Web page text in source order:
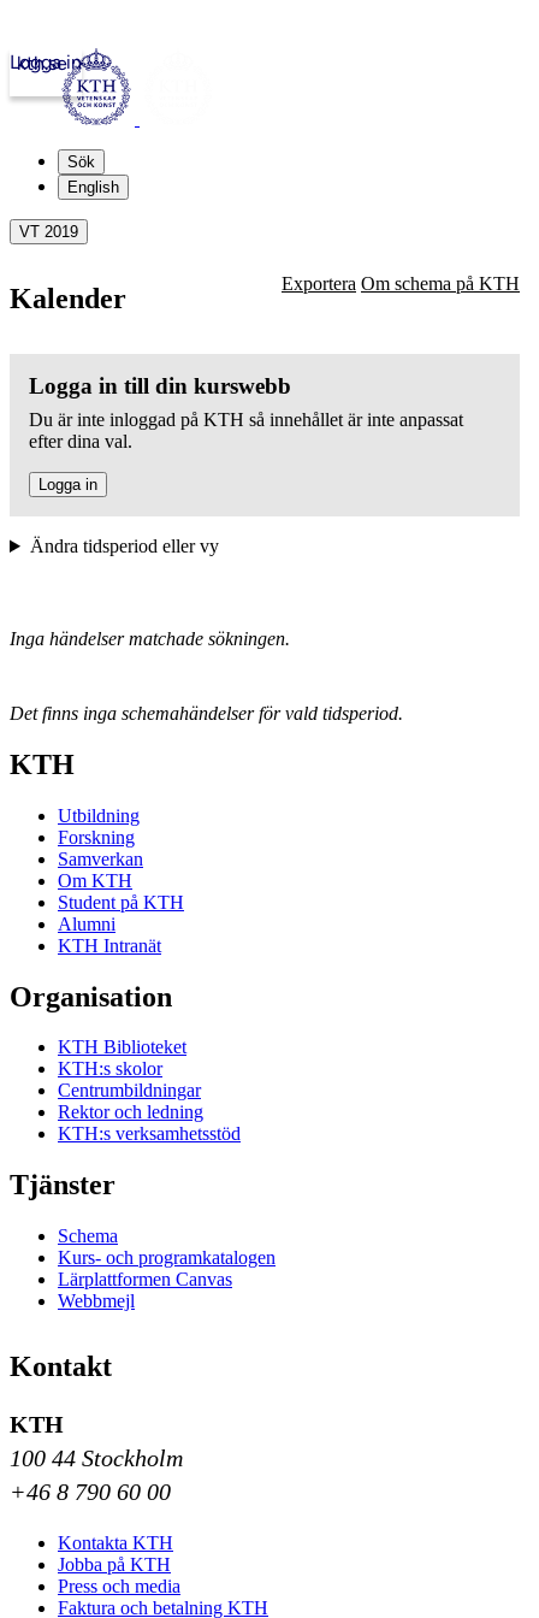
kth.se
Logga in
Sök
English
VT 2019
Kalender Exportera Om schema på KTH
Logga in till din kurswebb
Du är inte inloggad på KTH så innehållet är inte anpassat
efter dina val.
Logga in
Ändra tidsperiod eller vy
Inga händelser matchade sökningen.
Det finns inga schemahändelser för vald tidsperiod.
KTH
Utbildning
Forskning
Samverkan
Om KTH
Student på KTH
Alumni
KTH Intranät
Organisation
KTH Biblioteket
KTH:s skolor
Centrumbildningar
Rektor och ledning
KTH:s verksamhetsstöd
Tjänster
Schema
Kurs- och programkatalogen
Lärplattformen Canvas
Webbmejl
Kontakt
KTH
100 44 Stockholm
+46 8 790 60 00
Kontakta KTH
Jobba på KTH
Press och media
Faktura och betalning KTH